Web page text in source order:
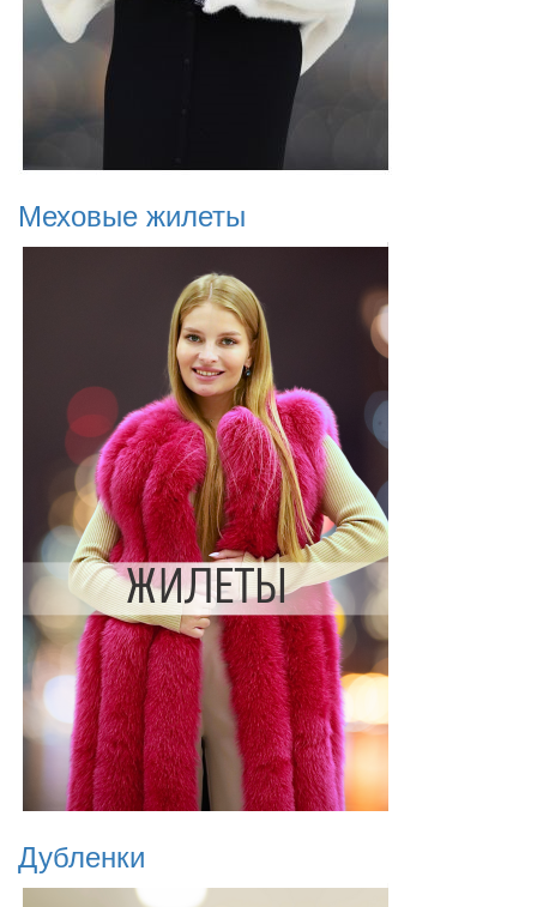
Меховые жилеты
Дубленки